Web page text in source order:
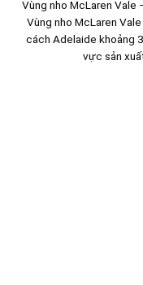
Vùng nho McLaren Vale
Vùng nho McLaren
cách Adelaide khoảng
vực sản